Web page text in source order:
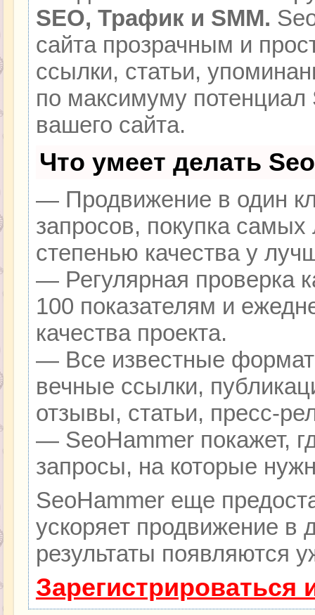
SEO, Трафик и SMM.
сайта прозрачным и
ссылки, статьи,
по максимуму
вашего сайта.
Что умеет делать
— Продвижение в один
запросов, покупка
степенью качества у
— Регулярная проверка
100 показателям и
качества проекта.
— Все известные
вечные ссылки,
отзывы, статьи, пресс-
— SeoHammer покажет,
запросы, на которые
SeoHammer еще
ускоряет продвижение в
результаты появляются